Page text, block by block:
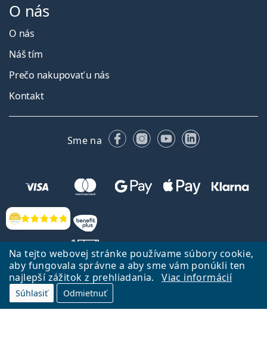
Na tejto webovej stránke používame súbory cookie,
aby fungovala správne a aby sme vám ponúkli ten
najlepší zážitok z prehliadania.
Viac informácií
Súhlasiť Odmietnuť
Hodnotenia
O nás
O nás
Náš tím
Prečo nakupovať u nás
Kontakt
Sme na FacebookuInstagrame
YouTubeLinkedIn
Späť na Úvodnu stránku
Lentiamo.sk vlastní a prevádzkuje spoločnosť Lentiamo s.r.o., Česká